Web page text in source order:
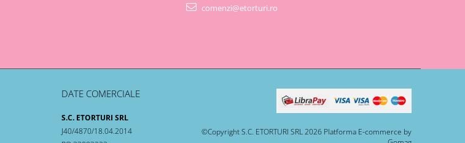
comenzi@etorturi.ro
DATE COMERCIALE
S.C. ETORTURI SRL
J40/4870/18.04.2014
©Copyright S.C. ETORTURI SRL 2026 Platforma E-commerce by